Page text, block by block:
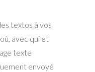
textos à vos
avec qui et
texte
envoyé